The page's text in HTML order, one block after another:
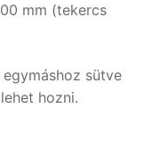
mm (tekercs
sütve
hozni.